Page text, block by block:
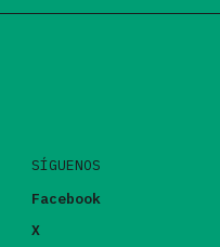
SÍGUENOS
Facebook
X